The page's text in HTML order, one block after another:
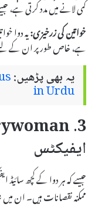
کمی لانے میں مدد کرتی ہے،
خواتین کی زرخیزی:یہ دوا
ہے، خاص طور پر ان کے
یہ بھی پڑھیں:
in Urdu
ایفیکٹس
ممکنہ نقصانات ہیں۔ ان